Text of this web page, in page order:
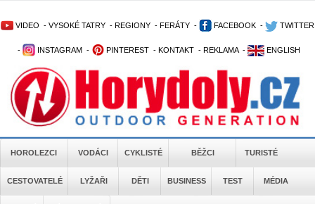
VIDEO - VYSOKÉ TATRY - REGIONY - FERÁTY - FACEBOOK - TWITTER
- INSTAGRAM - PINTEREST - KONTAKT - REKLAMA - ENGLISH
HOROLEZCI VODÁCI CYKLISTÉ BĚŽCI TURISTÉ
CESTOVATELÉ LYŽAŘI DĚTI BUSINESS TEST MÉDIA